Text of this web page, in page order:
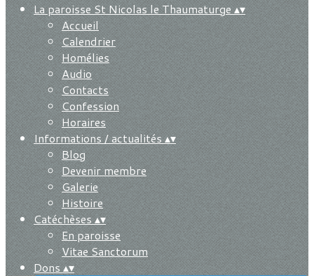
La paroisse St Nicolas le Thaumaturge▴▾
Accueil
Calendrier
Homélies
Audio
Contacts
Confession
Horaires
Informations / actualités▴▾
Blog
Devenir membre
Galerie
Histoire
Catéchèses▴▾
En paroisse
Vitae Sanctorum
Dons▴▾